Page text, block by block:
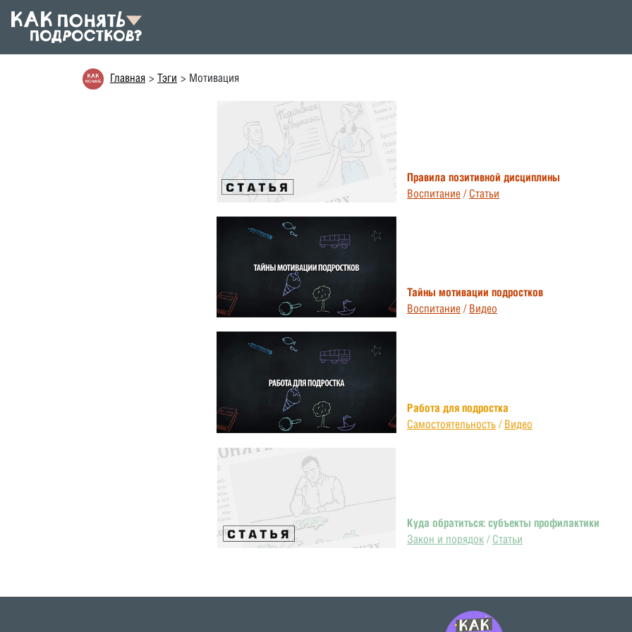
Главная Тэги Мотивация
Правила позитивной дисциплины
Воспитание /Статьи
Тайны мотивации подростков
Воспитание / Видео
Работа для подростка
Самостоятельность / Видео
Куда обратиться: субъекты профилактики
Закон и порядок / Статьи